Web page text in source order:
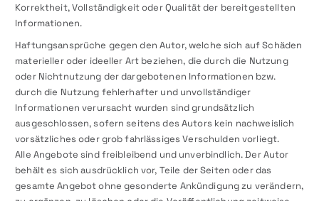
Korrektheit, Vollständigkeit oder Qualität der bereitgestellten
Informationen.
Haftungsansprüche gegen den Autor, welche sich auf Schäden
materieller oder ideeller Art beziehen, die durch die Nutzung
oder Nichtnutzung der dargebotenen Informationen bzw.
durch die Nutzung fehlerhafter und unvollständiger
Informationen verursacht wurden sind grundsätzlich
ausgeschlossen, sofern seitens des Autors kein nachweislich
vorsätzliches oder grob fahrlässiges Verschulden vorliegt.
Alle Angebote sind freibleibend und unverbindlich. Der Autor
behält es sich ausdrücklich vor, Teile der Seiten oder das
gesamte Angebot ohne gesonderte Ankündigung zu verändern,